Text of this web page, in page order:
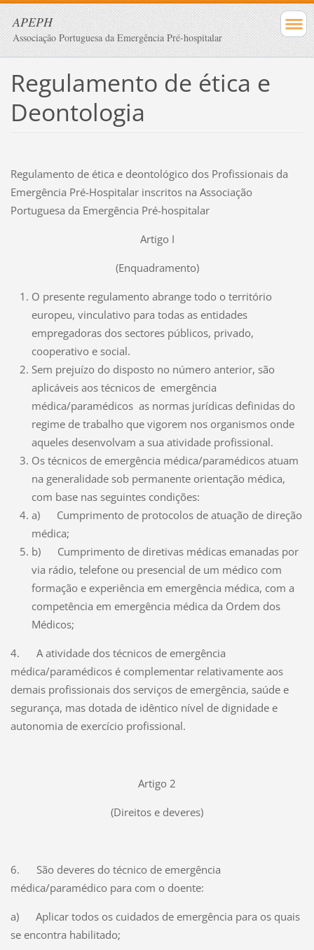
APEPH
Associação Portuguesa da Emergência Pré-hospitalar
Regulamento de ética e
Deontologia
Regulamento de ética e deontológico dos Profissionais da
Emergência Pré-Hospitalar inscritos na Associação
Portuguesa da Emergência Pré-hospitalar
Artigo I
(Enquadramento)
O presente regulamento abrange todo o território
europeu, vinculativo para todas as entidades
empregadoras dos sectores públicos, privado,
cooperativo e social.
Sem prejuízo do disposto no número anterior, são
aplicáveis aos técnicos de emergência
médica/paramédicos as normas jurídicas definidas do
regime de trabalho que vigorem nos organismos onde
aqueles desenvolvam a sua atividade profissional.
Os técnicos de emergência médica/paramédicos atuam
na generalidade sob permanente orientação médica,
com base nas seguintes condições:
a) Cumprimento de protocolos de atuação de direção
médica;
b) Cumprimento de diretivas médicas emanadas por
via rádio, telefone ou presencial de um médico com
formação e experiência em emergência médica, com a
competência em emergência médica da Ordem dos
Médicos;
4. A atividade dos técnicos de emergência
médica/paramédicos é complementar relativamente aos
demais profissionais dos serviços de emergência, saúde e
segurança, mas dotada de idêntico nível de dignidade e
autonomia de exercício profissional.
Artigo 2
(Direitos e deveres)
6. São deveres do técnico de emergência
médica/paramédico para com o doente:
a) Aplicar todos os cuidados de emergência para os quais
se encontra habilitado;